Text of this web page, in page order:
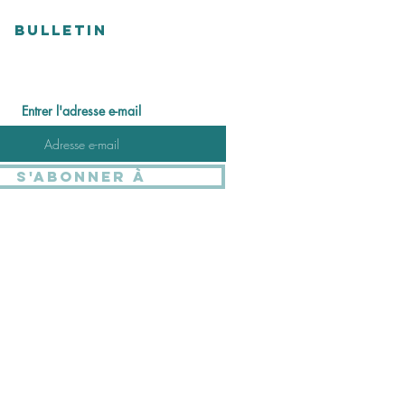
BULLETIN
Entrer l'adresse e-mail
S'abonner à